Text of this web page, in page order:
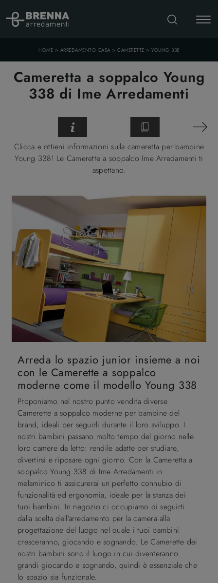
HOME > ARREDAMENTO CASA >CAMERETTE >YOUNG 338
Cameretta a soppalco Young
338 di Ime Arredamenti
Clicca e ottieni informazioni sulla cameretta per bambine
Young 338! Le Camerette a soppalco Ime Arredamenti ti
aspettano.
Arreda lo spazio junior insieme a noi
con le Camerette a soppalco
moderne come il modello Young 338
Proponiamo nel nostro punto vendita diverse
Camerette a soppalco moderne per bambine del
brand, ideali per seguirli durante il loro sviluppo. I
nostri bambini passano molto tempo del giorno nelle
loro camere da letto: rendile adatte per studiare,
divertirsi e riposare ogni giorno. Con la Cameretta a
soppalco Young 338 di Ime Arredamenti in
melaminico ti assicurerai un perfetto connubio di
funzionalità ed ergonomia, ideale per la stanza dei
tuoi bambini. In negozio ci occupiamo di seguirti
dalla scelta dell'arredamento per la camera alla
progettazione del luogo nel quale i tuoi bambini
cresceranno, giocando e sognando. Le Camerette dei
nostri bambini sono il luogo in cui diventeranno
grandi giocando e sognando, quindi è essenziale che
lo spazio sia funzionale.